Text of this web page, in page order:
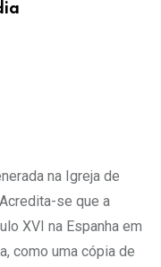
na Igreja de
se que a
XVI na Espanha em
como uma cópia de